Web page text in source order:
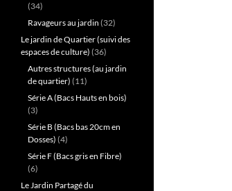
(34)
Ravageurs au jardin (32)
Le jardin de Quartier (suivi des
espaces de culture) (36)
Autres structures (au jardin
de quartier) (11)
Série A (Bacs Hauts en bois)
(3)
Série B (Bacs bas 20cm en
Dosses) (4)
Série F (Bacs gris en Fibre)
(6)
Le Jardin Partagé du